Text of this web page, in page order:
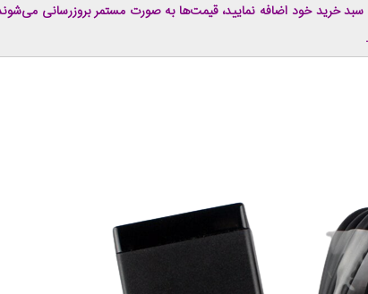
خرید خود اضافه نمایید، قیمت‌ها به صورت مستمر بروزرسانی